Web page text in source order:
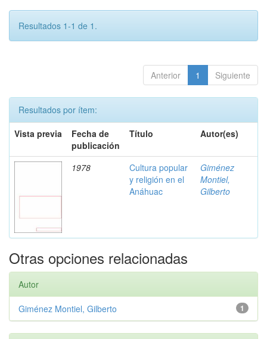
Resultados 1-1 de 1.
Anterior 1 Siguiente
Resultados por ítem:
Vista previa
Fecha de
publicación
Título Autor(es)
1978
Cultura popular
y religión en el
Anáhuac
Giménez
Montiel,
Gilberto
Otras opciones relacionadas
Autor
1
Giménez Montiel, Gilberto